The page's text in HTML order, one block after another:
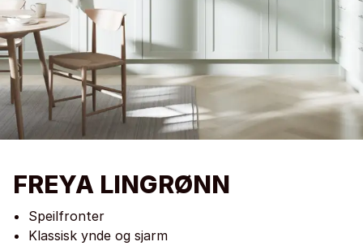
FREYA LINGRØNN
Speilfronter
Klassisk ynde og sjarm